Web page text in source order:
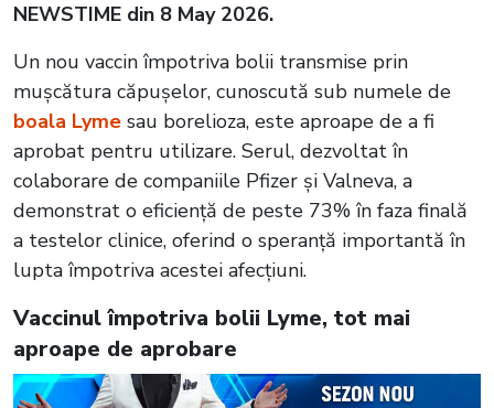
NEWSTIME din 8 May 2026.
Un nou vaccin împotriva bolii transmise prin
mușcătura căpușelor, cunoscută sub numele de
boala Lyme sau borelioza, este aproape de a fi
aprobat pentru utilizare. Serul, dezvoltat în
colaborare de companiile Pfizer și Valneva, a
demonstrat o eficiență de peste 73% în faza finală
a testelor clinice, oferind o speranță importantă în
lupta împotriva acestei afecțiuni.
Vaccinul împotriva bolii Lyme, tot mai
aproape de aprobare